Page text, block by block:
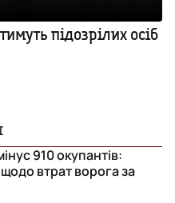
підозрілих осіб
910 окупантів:
втрат ворога за